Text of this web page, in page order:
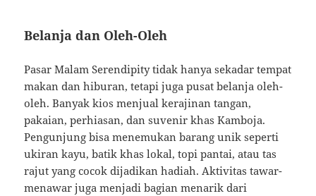
Belanja dan Oleh-Oleh
Pasar Malam Serendipity tidak hanya sekadar tempat
makan dan hiburan, tetapi juga pusat belanja oleh-
oleh. Banyak kios menjual kerajinan tangan,
pakaian, perhiasan, dan suvenir khas Kamboja.
Pengunjung bisa menemukan barang unik seperti
ukiran kayu, batik khas lokal, topi pantai, atau tas
rajut yang cocok dijadikan hadiah. Aktivitas tawar-
menawar juga menjadi bagian menarik dari